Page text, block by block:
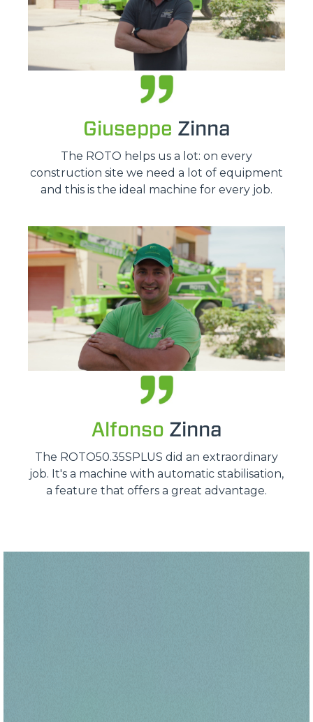
Giuseppe Zinna
The ROTO helps us a lot: on every
construction site we need a lot of equipment
and this is the ideal machine for every job.
Alfonso Zinna
The ROTO50.35SPLUS did an extraordinary
job. It's a machine with automatic stabilisation,
a feature that offers a great advantage.